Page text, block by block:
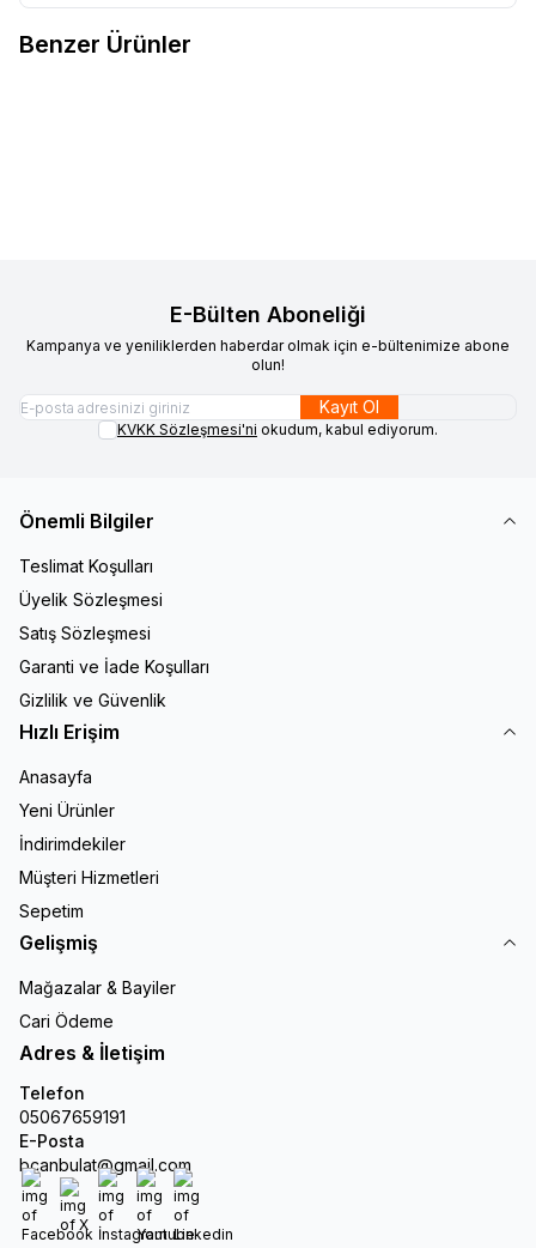
Benzer Ürünler
E-Bülten Aboneliği
Kampanya ve yeniliklerden haberdar olmak için e-bültenimize abone
olun!
Kayıt Ol
KVKK Sözleşmesi'ni okudum, kabul ediyorum.
Önemli Bilgiler
Teslimat Koşulları
Üyelik Sözleşmesi
Satış Sözleşmesi
Garanti ve İade Koşulları
Gizlilik ve Güvenlik
Hızlı Erişim
Anasayfa
Yeni Ürünler
İndirimdekiler
Müşteri Hizmetleri
Sepetim
Gelişmiş
Mağazalar & Bayiler
Cari Ödeme
Adres & İletişim
Telefon
05067659191
E-Posta
bcanbulat@gmail.com
Facebook
X İnstagram
Youtube